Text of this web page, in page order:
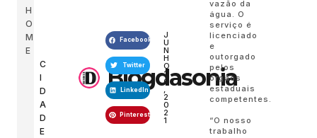
H
O
M
E
C
I
D
A
D
E
Blogdasonia
Facebook
Twitter
LinkedIn
Pinterest
J
U
N
H
O
2
6
,
2
0
2
1
vazão da
água. O
serviço é
licenciado
e
outorgado
pelos
órgãos
estaduais
competentes.
“O nosso
trabalho